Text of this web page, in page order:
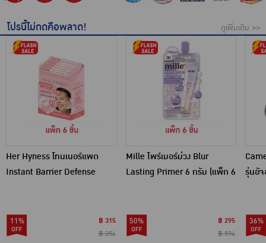
โปรนี้ไม่กดคือพลาด! ดูเพิ่มเติม >>
Her Hyness โทนเนอร์แพด
Instant Barrier Defense
11%
฿ 315
฿ 354
Mille ไพร์เมอร์ม่วง Blur
Lasting Primer 6 กรัม (แพ็ก 6
50%
฿ 295
฿ 594
รุ่นอั
36%